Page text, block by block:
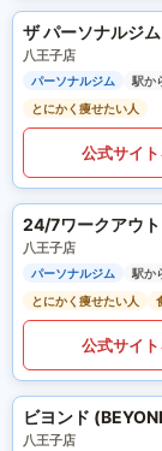
ザ パーソナルジ
八王子店
パーソナルジム
駅か
とにかく痩せたい人
公式サイ
24/7ワークアウ
八王子店
パーソナルジム
駅か
とにかく痩せたい人
公式サイ
ビヨンド
八王子店